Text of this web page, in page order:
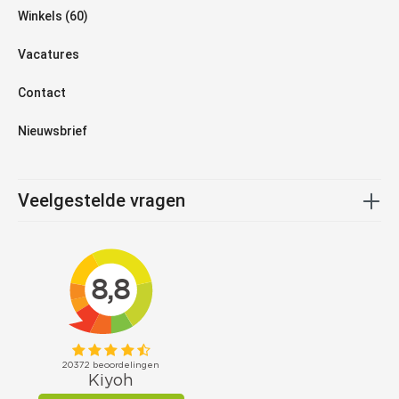
Winkels (60)
Vacatures
Contact
Nieuwsbrief
Veelgestelde vragen